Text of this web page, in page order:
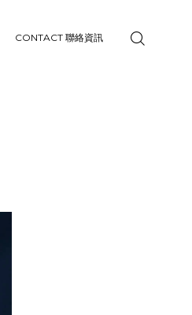
CONTACT 聯絡資訊